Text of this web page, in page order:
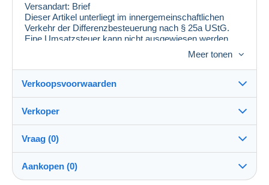
Versandart: Brief
Dieser Artikel unterliegt im innergemeinschaftlichen
Verkehr der Differenzbesteuerung nach § 25a UStG.
Eine Umsatzsteuer kann nicht ausgewiesen werden.
Meer tonen
Verkoopsvoorwaarden
Details van de verkoopvoorwaarden
Verzending na betaling binnen 14 dagen
Verkoper
philmaster100%(13276x)
PRO
Winkel
Vraag (0)
Aankopen (0)